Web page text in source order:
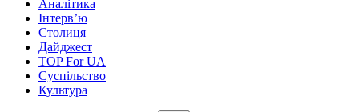
Аналітика
Інтерв’ю
Столиця
Дайджест
TOP For UA
Суспiльство
Культура